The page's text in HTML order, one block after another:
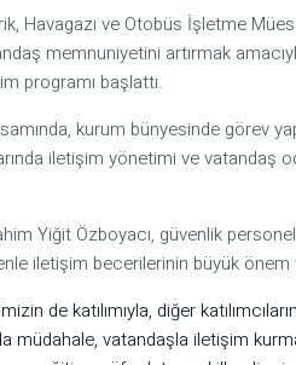
Havagazı ve Otobüs İşletme
memnuniyetini artırmak
programı başlattı.
kurum bünyesinde görev
iletişim yönetimi ve vatandaş
Yiğit Özboyacı, güvenlik
iletişim becerilerinin büyük önem
de katılımıyla, diğer
müdahale, vatandaşla iletişim